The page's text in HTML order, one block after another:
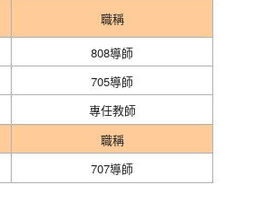
職稱
808導師
705導師
專任教師
職稱
707導師